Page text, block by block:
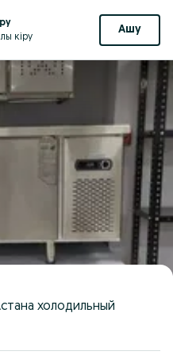
кіру
Ашу
холодильный